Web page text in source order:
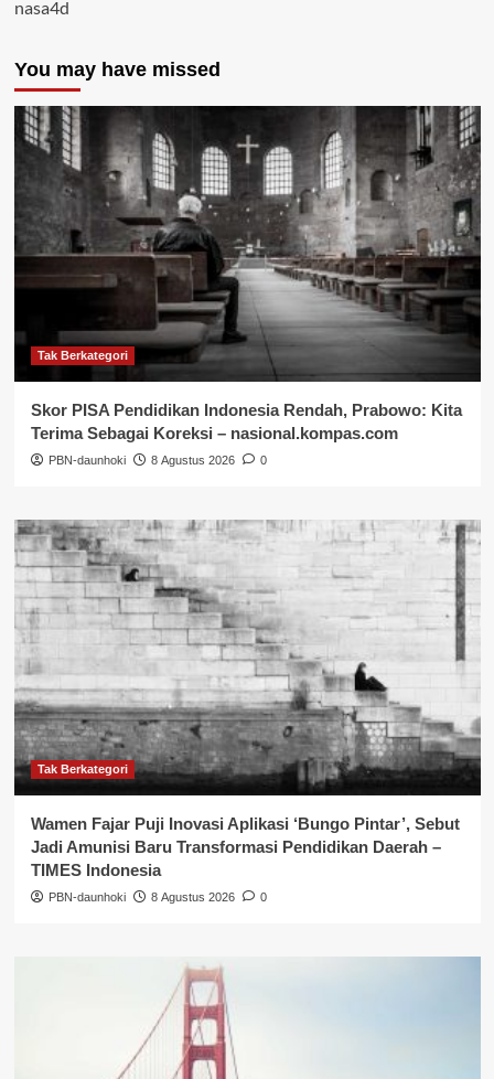
nasa4d
You may have missed
Tak Berkategori
Skor PISA Pendidikan Indonesia Rendah, Prabowo: Kita
Terima Sebagai Koreksi – nasional.kompas.com
PBN-daunhoki 8 Agustus 2026 0
Tak Berkategori
Wamen Fajar Puji Inovasi Aplikasi ‘Bungo Pintar’, Sebut
Jadi Amunisi Baru Transformasi Pendidikan Daerah –
TIMES Indonesia
PBN-daunhoki 8 Agustus 2026 0